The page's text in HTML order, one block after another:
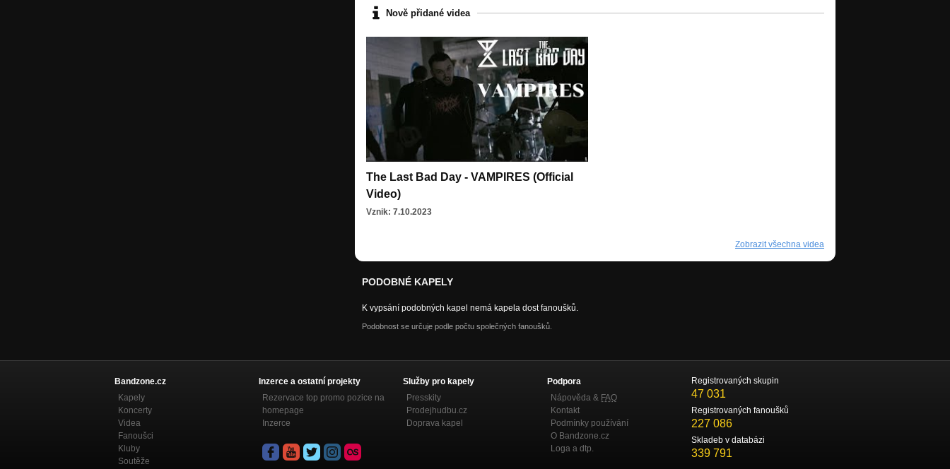
Nově přidané videa
The Last Bad Day - VAMPIRES (Official
Video)
Vznik: 7.10.2023
Zobrazit všechna videa
PODOBNÉ KAPELY
K vypsání podobných kapel nemá kapela dost fanoušků.
Podobnost se určuje podle počtu společných fanoušků.
Bandzone.cz
Kapely
Koncerty
Videa
Fanoušci
Kluby
Soutěže
Inzerce a ostatní projekty
Rezervace top promo pozice na
homepage
Inzerce
Služby pro kapely
Presskity
Prodejhudbu.cz
Doprava kapel
Podpora
Nápověda & FAQ
Kontakt
Podmínky používání
O Bandzone.cz
Loga a dtp.
Registrovaných skupin
47 031
Registrovaných fanoušků
227 086
Skladeb v databázi
339 791